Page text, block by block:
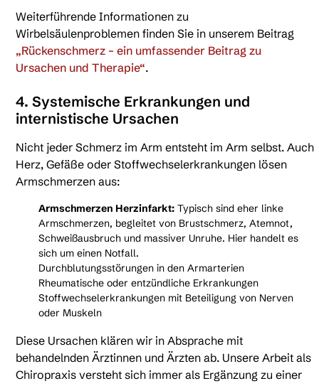
Weiterführende Informationen zu
Wirbelsäulenproblemen finden Sie in unserem Beitrag
„Rückenschmerz – ein umfassender Beitrag zu
Ursachen und Therapie“.
4. Systemische Erkrankungen und
internistische Ursachen
Nicht jeder Schmerz im Arm entsteht im Arm selbst. Auch
Herz, Gefäße oder Stoffwechselerkrankungen lösen
Armschmerzen aus:
Armschmerzen Herzinfarkt: Typisch sind eher linke
Armschmerzen, begleitet von Brustschmerz, Atemnot,
Schweißausbruch und massiver Unruhe. Hier handelt es
sich um einen Notfall.
Durchblutungsstörungen in den Armarterien
Rheumatische oder entzündliche Erkrankungen
Stoffwechselerkrankungen mit Beteiligung von Nerven
oder Muskeln
Diese Ursachen klären wir in Absprache mit
behandelnden Ärztinnen und Ärzten ab. Unsere Arbeit als
Chiropraxis versteht sich immer als Ergänzung zu einer